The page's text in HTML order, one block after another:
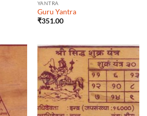
YANTRA
Guru Yantra
₹351.00